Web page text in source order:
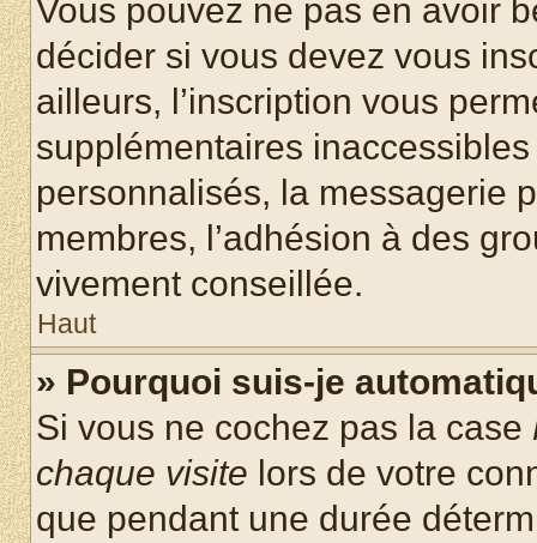
Vous pouvez ne pas en avoir
décider si vous devez vous
ailleurs, l’inscription vous
supplémentaires
personnalisés, la messagerie
membres, l’adhésion à des
vivement conseillée.
Haut
» Pourquoi suis-je
Si vous ne cochez pas la case
chaque visite lors de votre
que pendant une durée